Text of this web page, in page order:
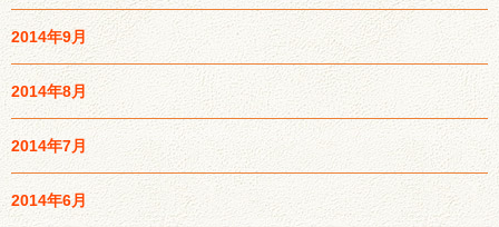
2014年9月
2014年8月
2014年7月
2014年6月